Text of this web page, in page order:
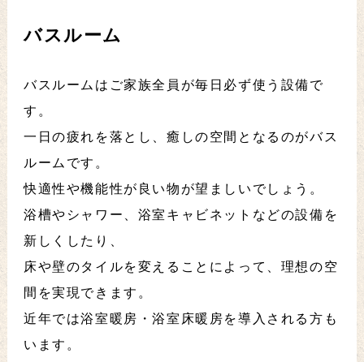
バスルーム
バスルームはご家族全員が毎日必ず使う設備で
す。
一日の疲れを落とし、癒しの空間となるのがバス
ルームです。
快適性や機能性が良い物が望ましいでしょう。
浴槽やシャワー、浴室キャビネットなどの設備を
新しくしたり、
床や壁のタイルを変えることによって、理想の空
間を実現できます。
近年では浴室暖房・浴室床暖房を導入される方も
います。